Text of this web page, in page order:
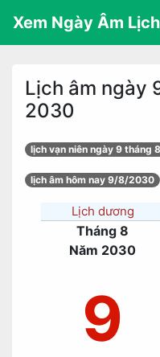
Xem Ngày Âm Lịch
Lịch âm ngày
2030
lịch vạn niên ngày 9 tháng
lịch âm hôm nay 9/8/2030
Lịch dương
Tháng 8
Năm 2030
9